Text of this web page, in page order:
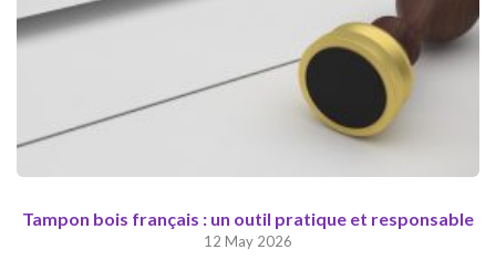
Tampon bois français : un outil pratique et responsable
12 May 2026